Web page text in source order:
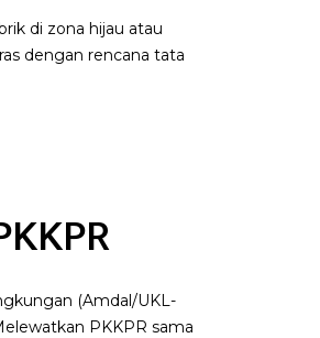
di zona hijau atau
dengan rencana tata
(Amdal/UKL-
PKKPR sama